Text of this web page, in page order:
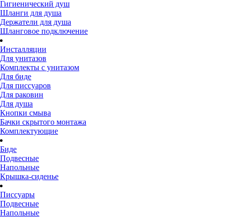
Гигиенический душ
Шланги для душа
Держатели для душа
Шланговое подключение
Инсталляции
Для унитазов
Комплекты с унитазом
Для биде
Для писсуаров
Для раковин
Для душа
Кнопки смыва
Бачки скрытого монтажа
Комплектующие
Биде
Подвесные
Напольные
Крышка-сиденье
Писсуары
Подвесные
Напольные